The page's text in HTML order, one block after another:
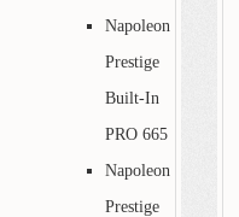
Napoleon
Prestige
Built-In
PRO 665
Napoleon
Prestige